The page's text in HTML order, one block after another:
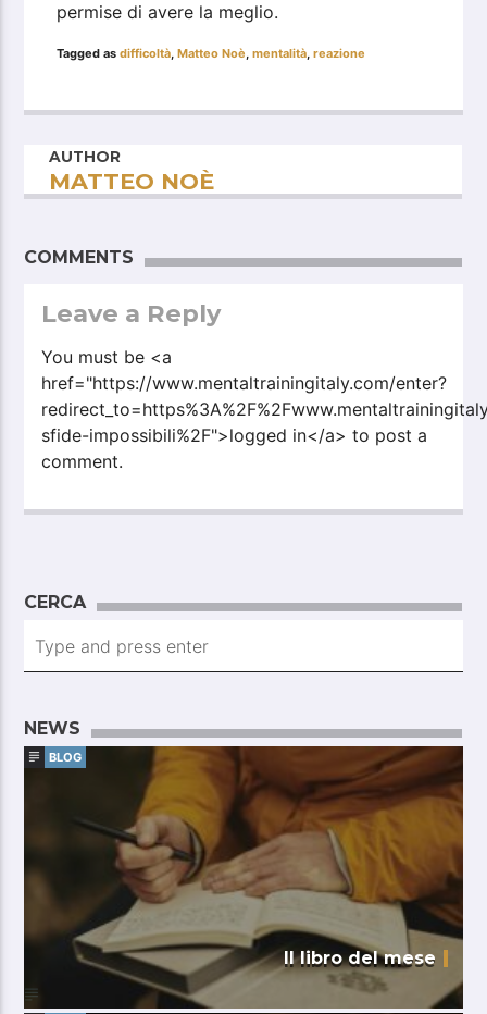
permise di avere la meglio.
Tagged asdifficoltà ,Matteo Noè ,mentalità ,reazione
AUTHOR
MATTEO NOÈ
COMMENTS
Leave a Reply
You must be <a
href="https://www.mentaltrainingitaly.com/enter?
sfide-impossibili%2F">logged in</a> to post a
comment.
CERCA
NEWS
BLOG
Il libro del mese